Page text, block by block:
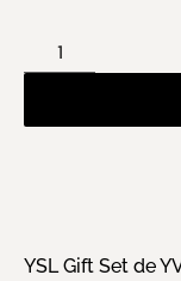
YSL Gift Set de